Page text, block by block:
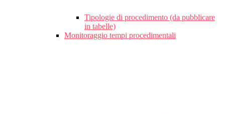
Tipologie di procedimento (da pubblicare
in tabelle)
Monitoraggio tempi procedimentali